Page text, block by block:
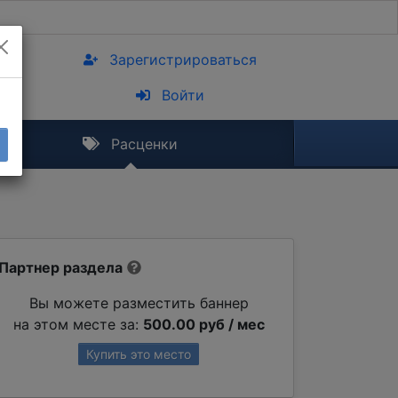
Зарегистрироваться
Войти
Расценки
Партнер раздела
Вы можете разместить баннер
на этом месте за: 500.00 руб / мес
Купить это место